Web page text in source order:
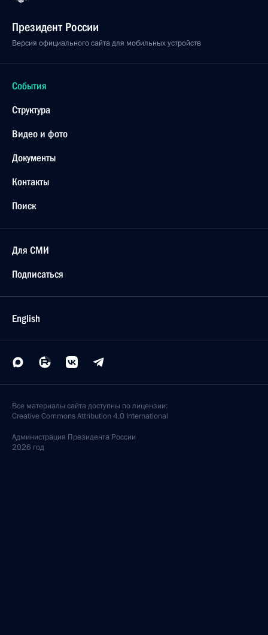
Президент России
Версия официального сайта для мобильных устройств
События
Структура
Видео и фото
Документы
Контакты
Поиск
Для СМИ
Подписаться
English
Все материалы сайта доступны по лицензии:
Creative Commons Attribution 4.0 International
Администрация Президента России
2026 год